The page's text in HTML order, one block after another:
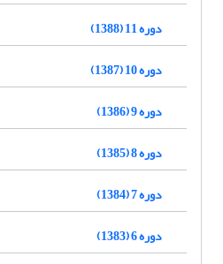
دوره 11 (1388)
دوره 10 (1387)
دوره 9 (1386)
دوره 8 (1385)
دوره 7 (1384)
دوره 6 (1383)